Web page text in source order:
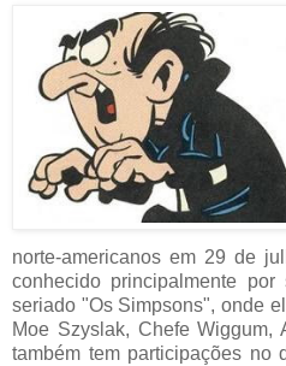
norte-americanos em 29 de
conhecido principalmente
seriado "Os Simpsons", onde
Moe Szyslak, Chefe Wiggum,
também tem participações no